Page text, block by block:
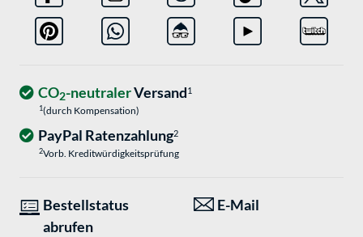
CO2-neutralerVersand1
1(durch Kompensation)
PayPal Ratenzahlung2
2Vorb. Kreditwürdigkeitsprüfung
Bestellstatus
abrufen
E-Mail